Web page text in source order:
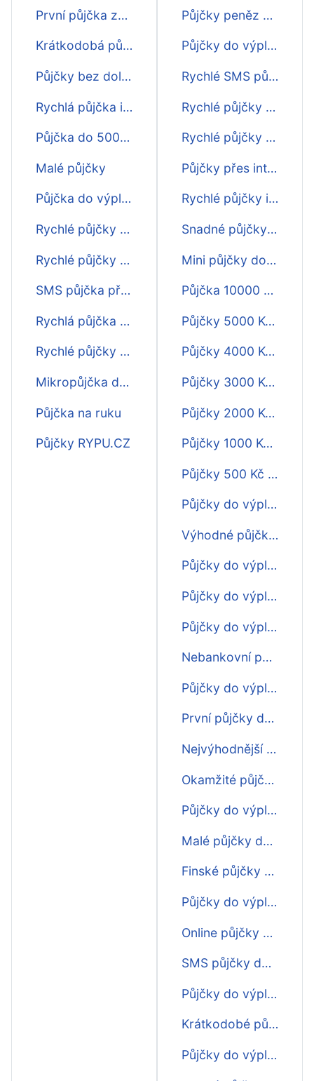
První půjčka zdarma
Krátkodobá půjčka
Půjčky bez doložení příjmu
Rychlá půjčka ihned
Půjčka do 5000 Kč
Malé půjčky
Půjčka do výplaty ihned na účet
Rychlé půjčky - přehled
Rychlé půjčky - srovnání
SMS půjčka před výplatou
Rychlá půjčka před výplatou
Rychlé půjčky - porovnání
Mikropůjčka do výplaty
Půjčka na ruku
Půjčky RYPU.CZ
Půjčky peněz do výplaty
Půjčky do výplaty bez 1 Kč
Rychlé SMS půjčky do výplaty
Rychlé půjčky do výplaty na účet
Rychlé půjčky do výplaty online
Půjčky přes internet do výplaty
Rychlé půjčky ihned do výplaty
Snadné půjčky do výplaty
Mini půjčky do výplaty
Půjčka 10000 Kč do výplaty
Půjčky 5000 Kč do výplaty
Půjčky 4000 Kč do výplaty
Půjčky 3000 Kč do výplaty
Půjčky 2000 Kč do výplaty
Půjčky 1000 Kč do výplaty
Půjčky 500 Kč do výplaty
Půjčky do výplaty do 24 hodin
Výhodné půjčky do výplaty
Půjčky do výplaty pro každého
Půjčky do výplaty do hodiny
Půjčky do výplaty na OP
Nebankovní půjčky do výplaty
Půjčky do výplaty bez registru
První půjčky do výplaty zdarma
Nejvýhodnější půjčky do výplaty
Okamžité půjčky do výplaty
Půjčky do výplaty do 5000 Kč
Malé půjčky do výplaty
Finské půjčky do výplaty
Půjčky do výplaty ihned
Online půjčky do výplaty
SMS půjčky do výplaty
Půjčky do výplaty ihned na účet
Krátkodobé půjčky do výplaty
Půjčky do výplaty bez příjmu